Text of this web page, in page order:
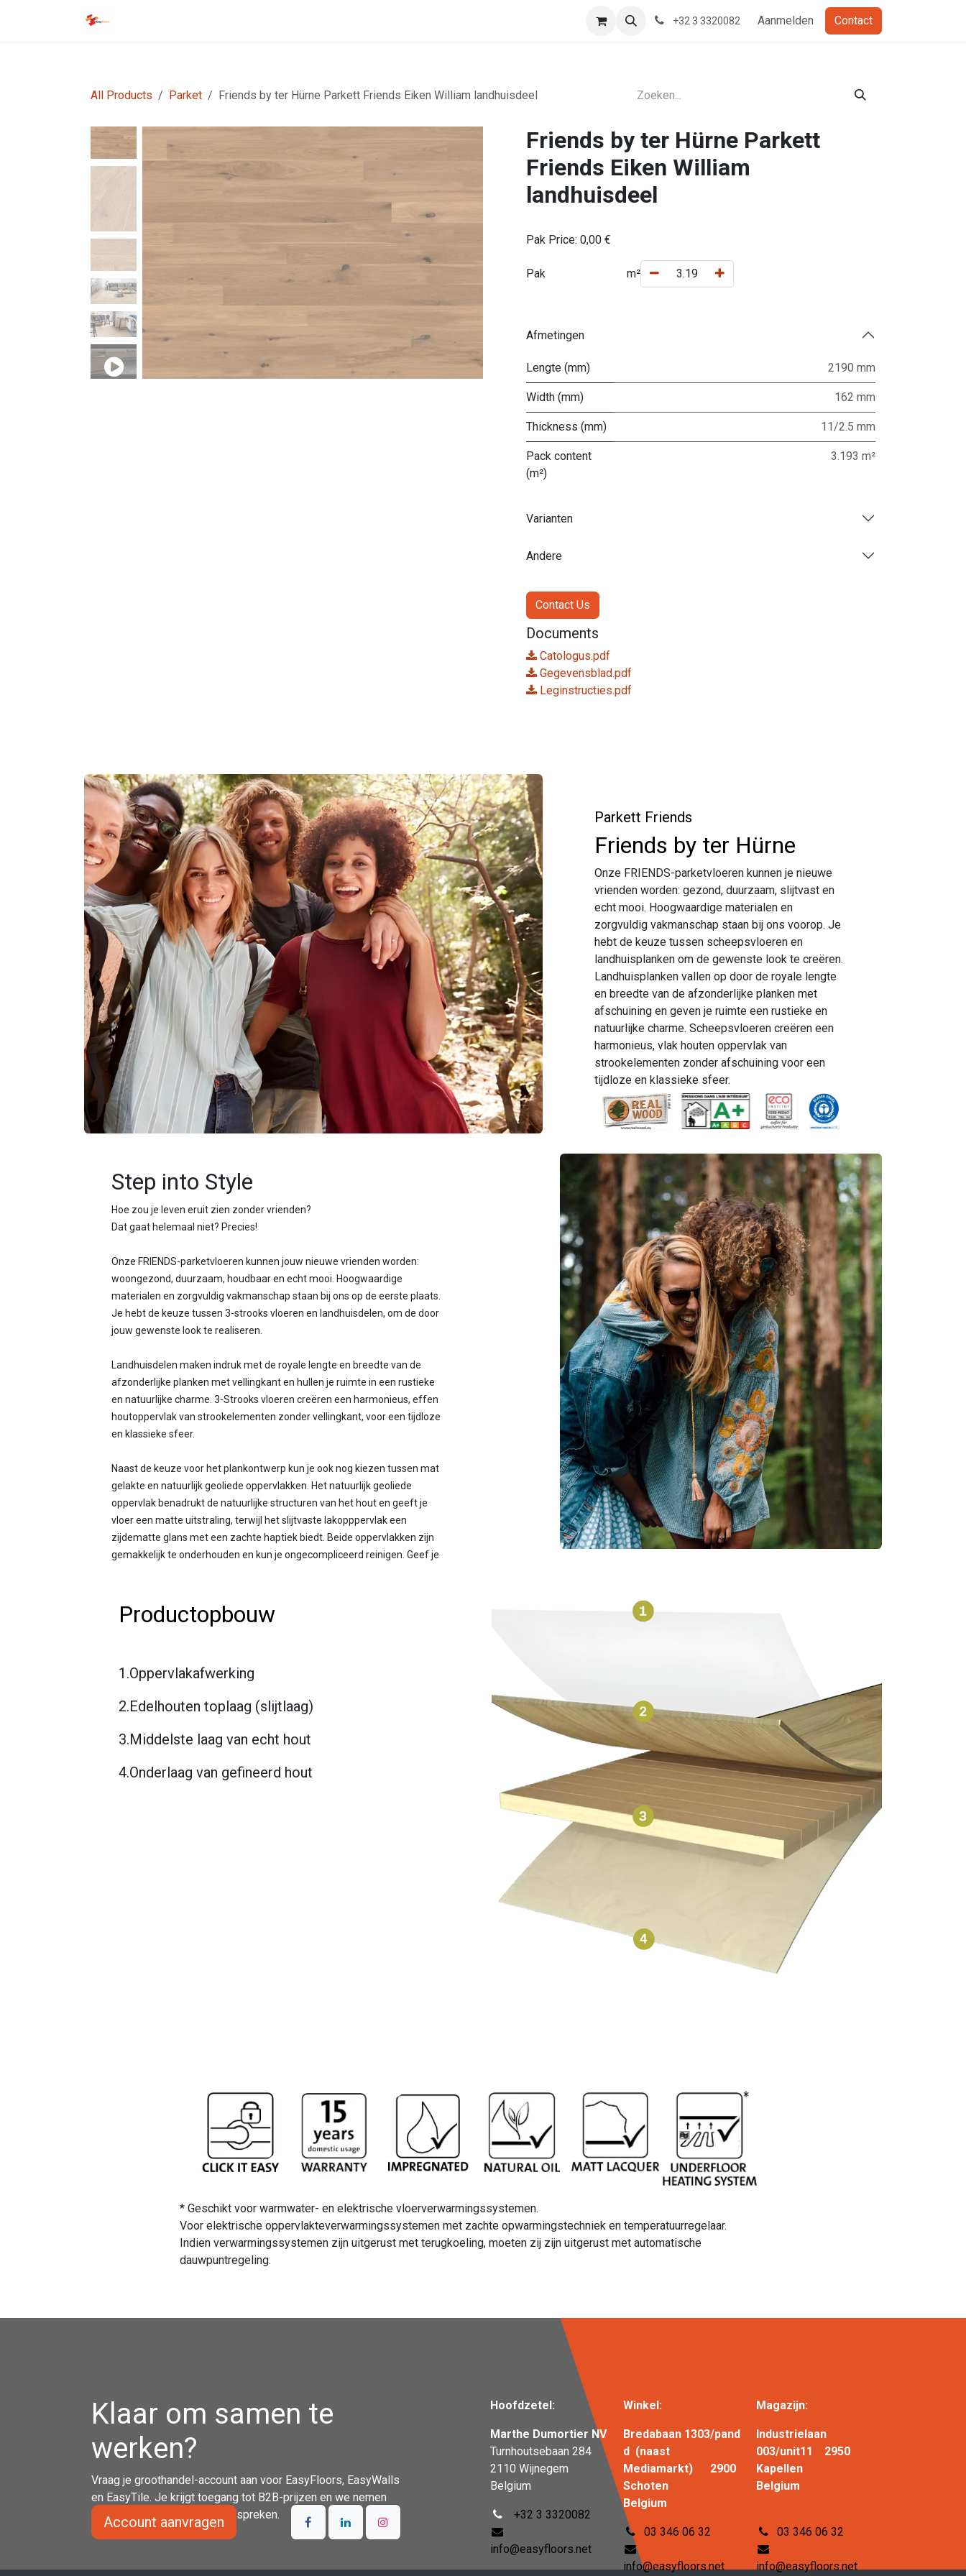
+32 3 3320082 Aanmelden Contact
All Products Parket Friends by ter Hürne Parkett Friends Eiken William landhuisdeel
Friends by ter Hürne Parkett
Friends Eiken William
landhuisdeel
Pak Price: 0,00 €
Pak m²
Afmetingen
Lengte (mm) 2190 mm
Width (mm) 162 mm
Thickness (mm) 11/2.5 mm
Pack content
(m²)
3.193 m²
Varianten
Andere
Contact Us
Documents
Catologus.pdf
Gegevensblad.pdf
Leginstructies.pdf
Parkett Friends
Friends by ter Hürne
Onze FRIENDS-parketvloeren kunnen je nieuwe
vrienden worden: gezond, duurzaam, slijtvast en
echt mooi. Hoogwaardige materialen en
zorgvuldig vakmanschap staan bij ons voorop. Je
hebt de keuze tussen scheepsvloeren en
landhuisplanken om de gewenste look te creëren.
Landhuisplanken vallen op door de royale lengte
en breedte van de afzonderlijke planken met
afschuining en geven je ruimte een rustieke en
natuurlijke charme. Scheepsvloeren creëren een
harmonieus, vlak houten oppervlak van
strookelementen zonder afschuining voor een
tijdloze en klassieke sfeer.
Step into Style
Hoe zou je leven eruit zien zonder vrienden?
Dat gaat helemaal niet? Precies!
Onze FRIENDS-parketvloeren kunnen jouw nieuwe vrienden worden:
woongezond, duurzaam, houdbaar en echt mooi. Hoogwaardige
materialen en zorgvuldig vakmanschap staan bij ons op de eerste plaats.
Je hebt de keuze tussen 3-strooks vloeren en landhuisdelen, om de door
jouw gewenste look te realiseren.
Landhuisdelen maken indruk met de royale lengte en breedte van de
afzonderlijke planken met vellingkant en hullen je ruimte in een rustieke
en natuurlijke charme. 3-Strooks vloeren creëren een harmonieus, effen
houtoppervlak van strookelementen zonder vellingkant, voor een tijdloze
en klassieke sfeer.
Naast de keuze voor het plankontwerp kun je ook nog kiezen tussen mat
gelakte en natuurlijk geoliede oppervlakken. Het natuurlijk geoliede
oppervlak benadrukt de natuurlijke structuren van het hout en geeft je
vloer een matte uitstraling, terwijl het slijtvaste lakopppervlak een
zijdematte glans met een zachte haptiek biedt. Beide oppervlakken zijn
gemakkelijk te onderhouden en kun je ongecompliceerd reinigen. Geef je
Productopbouw
1.Oppervlakafwerking
2.Edelhouten toplaag (slijtlaag)
3.Middelste laag van echt hout
4.Onderlaag van gefineerd hout
* Geschikt voor warmwater- en elektrische vloerverwarmingssystemen.
Voor elektrische oppervlakteverwarmingssystemen met zachte opwarmingstechniek en temperatuurregelaar.
Indien verwarmingssystemen zijn uitgerust met terugkoeling, moeten zij zijn uitgerust met automatische
dauwpuntregeling.
Klaar om samen te
werken?
Vraag je groothandel-account aan voor EasyFloors, EasyWalls
en EasyTile. Je krijgt toegang tot B2B-prijzen en we nemen
contact op om je noden te bespreken.
Hoofdzetel:
Marthe Dumortier NV
Turnhoutsebaan 284
2110 Wijnegem
Belgium
+32 3 3320082
info@easyfloors.net
Winkel:
Bredabaan 1303/pand
d (naast
Mediamarkt) 2900
Schoten
Belgium
03 346 06 32
info@easyfloors.net
Magazijn:
Industrielaan
003/unit11 2950
Kapellen
Belgium
03 346 06 32
info@easyfloors.net
Account aanvragen